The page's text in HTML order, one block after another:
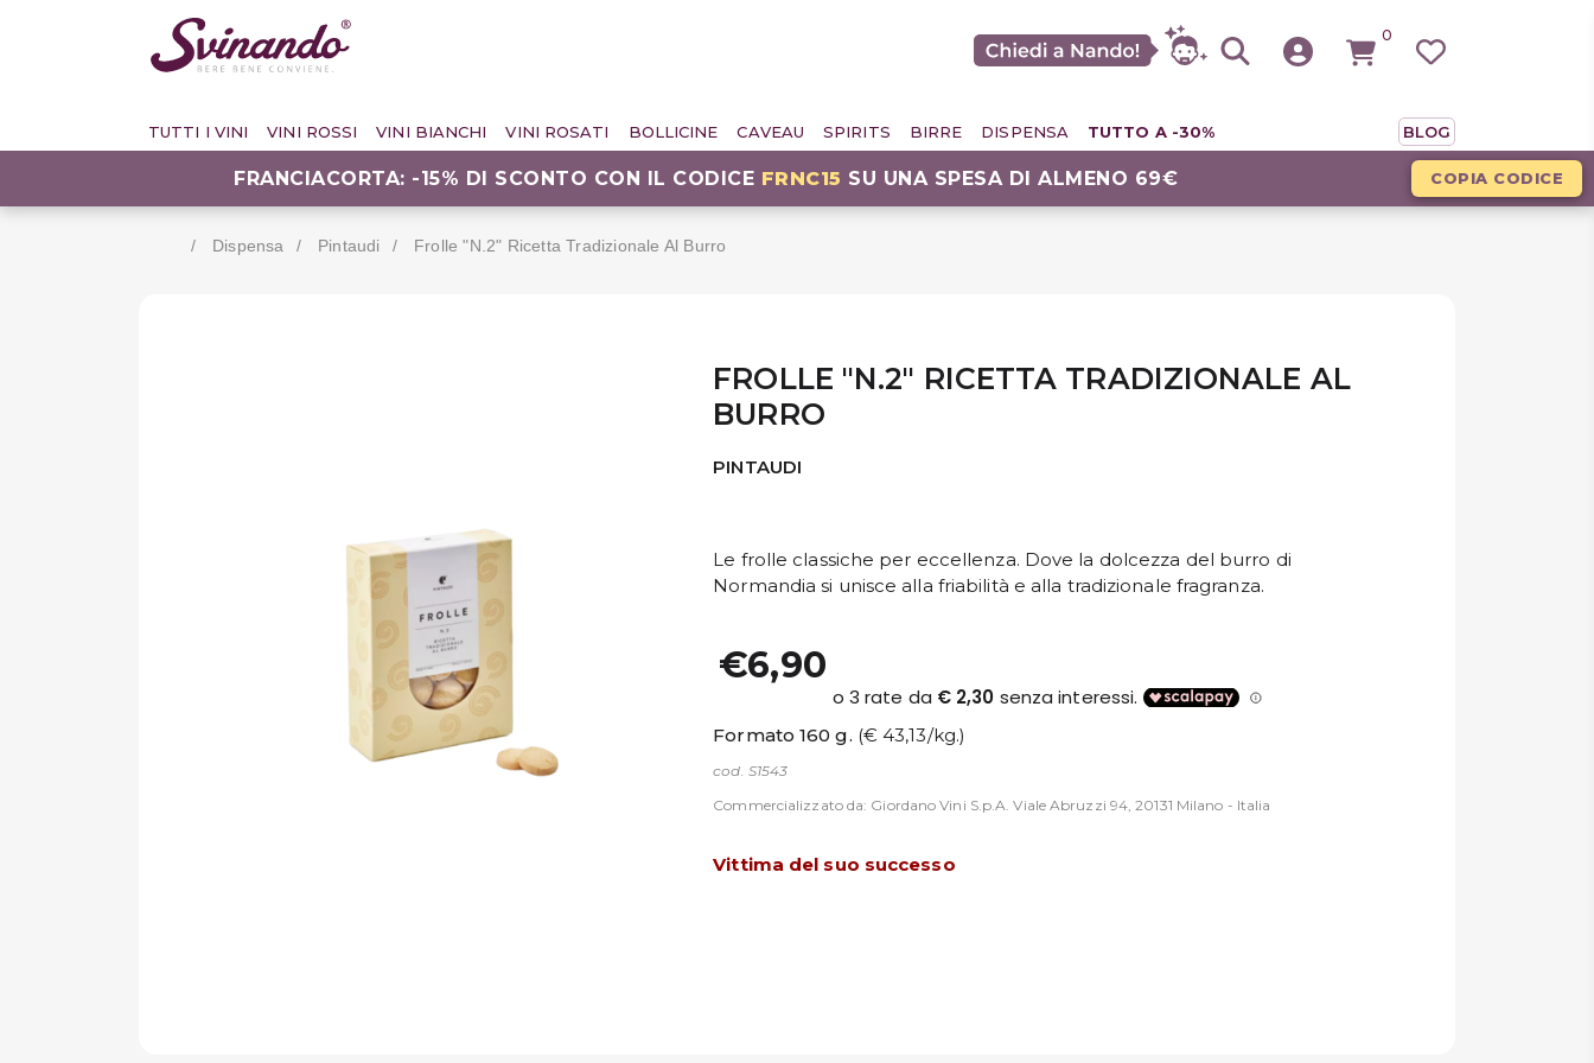
0
TUTTI I VINI VINI ROSSI VINI BIANCHI VINI ROSATI BOLLICINE CAVEAU SPIRITS BIRRE DISPENSA TUTTO A -30% BLOG
FRANCIACORTA: -15% DI SCONTO CON IL CODICE FRNC15 SU UNA SPESA DI ALMENO 69€ COPIA CODICE
Dispensa Pintaudi Frolle "n.2" Ricetta Tradizionale Al Burro
FROLLE "N.2" RICETTA TRADIZIONALE AL
BURRO
PINTAUDI
Le frolle classiche per eccellenza. Dove la dolcezza del burro di
Normandia si unisce alla friabilità e alla tradizionale fragranza.
€6,90
Formato 160 g. (€ 43,13/kg.)
cod. S1543
Commercializzato da: Giordano Vini S.p.A. Viale Abruzzi 94, 20131 Milano - Italia
Vittima del suo successo